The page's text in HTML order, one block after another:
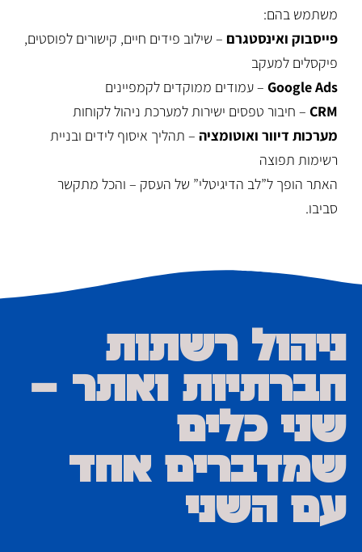
משתמש בהם:
פייסבוק ואינסטגרם – שילוב פידים חיים, קישורים לפוסטים,
פיקסלים למעקב
Google Ads – עמודים ממוקדים לקמפיינים
CRM – חיבור טפסים ישירות למערכת ניהול לקוחות
מערכות דיוור ואוטומציה – תהליך איסוף לידים ובניית
רשימות תפוצה
האתר הופך ל”לב הדיגיטלי” של העסק – והכל מתקשר
סביבו.
ניהול רשתות
חברתיות ואתר –
שני כלים
שמדברים אחד
עם השני